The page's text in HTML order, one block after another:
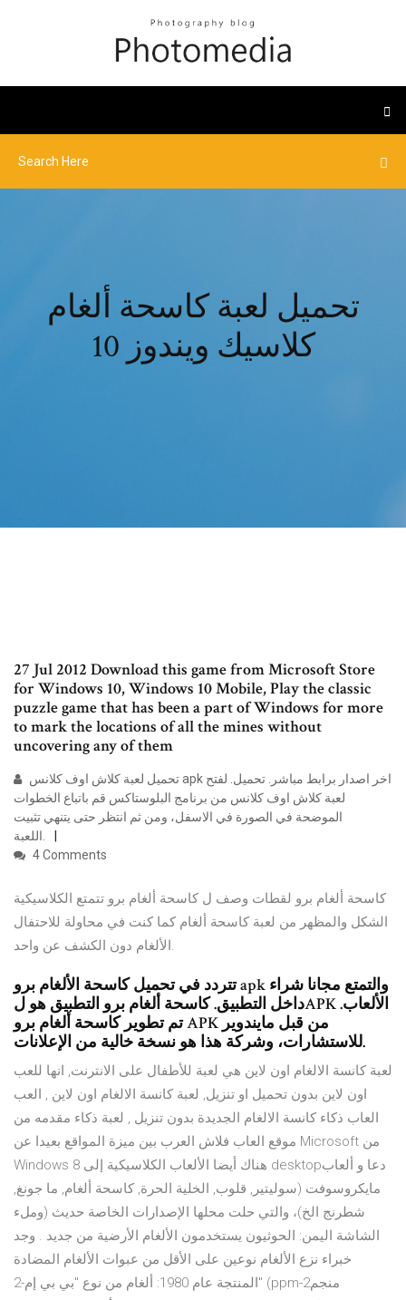
تحميل لعبة كاسحة ألغام
كلاسيك ويندوز 10
27 Jul 2012 Download this game from Microsoft Store
for Windows 10, Windows 10 Mobile, Play the classic
puzzle game that has been a part of Windows for more
to mark the locations of all the mines without
uncovering any of them
لعبة كلاش اوف كلانس من برنامج البلوستاكس قم باتباع الخطوات
الموضحة في الصورة في الاسفل، ومن ثم انتظر حتى يتنهي تثبيت
اللعبة.
4 Comments
كاسحة ألغام برو لقطات وصف ل كاسحة ألغام برو تتمتع الكلاسيكية
الشكل والمظهر من لعبة كاسحة ألغام كما كنت في محاولة للاحتفال
الألغام دون الكشف عن واحد.
تتردد في تحميل كاسحة الألغام برو apk والتمتع مجانا شراء
داخل التطبيق. كاسحة ألغام برو التطبيق هو لAPK الألعاب.
تم تطوير كاسحة ألغام برو APK من قبل مايندوير
للاستشارات، وشركة هذا هو نسخة خالية من الإعلانات.
لعبة كانسة الالغام اون لاين هي لعبة للأطفال على الانترنت, انها للعب
اون لاين بدون تحميل او تنزيل, لعبة كانسة الالغام اون لاين , العب
العاب ذكاء كانسة الالغام الجديدة بدون تنزيل , لعبة ذكاء مقدمه من
موقع العاب فلاش العرب بين ميزة المواقع بعيدا عن Microsoft من
Windows 8 هناك أيضا الألعاب الكلاسيكية إلى desktopدعا و ألعاب
مايكروسوفت (سوليتير, قلوب, الخلية الحرة, كاسحة ألغام, ما جونغ,
شطرنج الخ)، والتي حلت محلها الإصدارات الخاصة حديث (وملء
الشاشة اليمن: الحوثيون يستخدمون الألغام الأرضية من جديد . وجد
خبراء نزع الألغام نوعين على الأقل من عبوات الألغام المضادة
المنتجة عام 1980: ألغام من نوع "بي بي إم-2" (ppm-2منجم